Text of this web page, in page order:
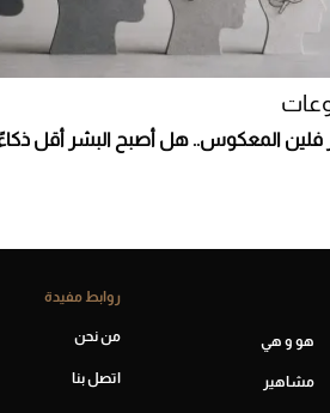
فلين المعكوس.. هل أصبح البشر أقل
هو و هي
مشاهير
روابط مفيدة
من نحن
اتصل بنا